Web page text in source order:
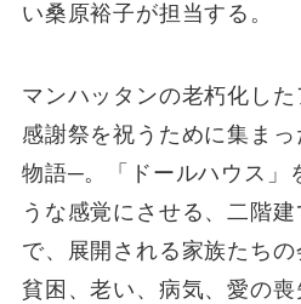
い桑原裕子が担当する。
マンハッタンの老朽化した
感謝祭を祝うために集ま
物語─。「ドールハウス」
うな感覚にさせる、二階
で、展開される家族たち
貧困、老い、病気、愛の